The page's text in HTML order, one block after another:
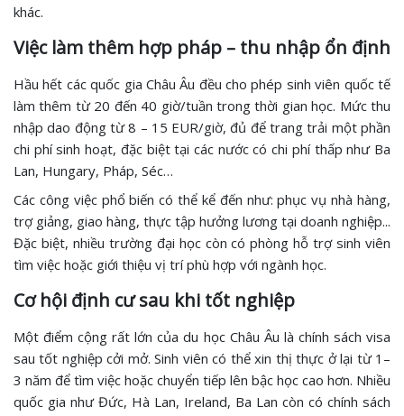
khác.
Việc làm thêm hợp pháp – thu nhập ổn định
Hầu hết các quốc gia Châu Âu đều cho phép sinh viên quốc tế
làm thêm từ 20 đến 40 giờ/tuần trong thời gian học. Mức thu
nhập dao động từ 8 – 15 EUR/giờ, đủ để trang trải một phần
chi phí sinh hoạt, đặc biệt tại các nước có chi phí thấp như Ba
Lan, Hungary, Pháp, Séc…
Các công việc phổ biến có thể kể đến như: phục vụ nhà hàng,
trợ giảng, giao hàng, thực tập hưởng lương tại doanh nghiệp...
Đặc biệt, nhiều trường đại học còn có phòng hỗ trợ sinh viên
tìm việc hoặc giới thiệu vị trí phù hợp với ngành học.
Cơ hội định cư sau khi tốt nghiệp
Một điểm cộng rất lớn của du học Châu Âu là chính sách visa
sau tốt nghiệp cởi mở. Sinh viên có thể xin thị thực ở lại từ 1–
3 năm để tìm việc hoặc chuyển tiếp lên bậc học cao hơn. Nhiều
quốc gia như Đức, Hà Lan, Ireland, Ba Lan còn có chính sách